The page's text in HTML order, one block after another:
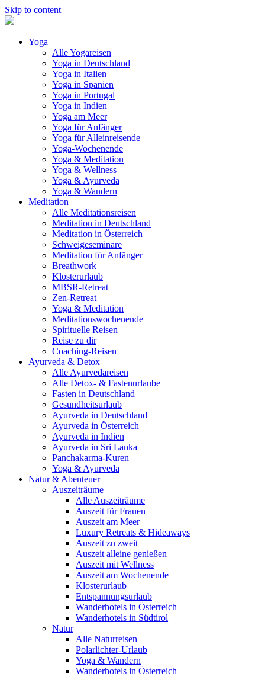
Skip to content
Yoga
Alle Yogareisen
Yoga in Deutschland
Yoga in Italien
Yoga in Spanien
Yoga in Portugal
Yoga in Indien
Yoga am Meer
Yoga für Anfänger
Yoga für Alleinreisende
Yoga-Wochenende
Yoga & Meditation
Yoga & Wellness
Yoga & Ayurveda
Yoga & Wandern
Meditation
Alle Meditationsreisen
Meditation in Deutschland
Meditation in Österreich
Schweigeseminare
Meditation für Anfänger
Breathwork
Klosterurlaub
MBSR-Retreat
Zen-Retreat
Yoga & Meditation
Meditationswochenende
Spirituelle Reisen
Reise zu dir
Coaching-Reisen
Ayurveda & Detox
Alle Ayurvedareisen
Alle Detox- & Fastenurlaube
Fasten in Deutschland
Gesundheitsurlaub
Ayurveda in Deutschland
Ayurveda in Österreich
Ayurveda in Indien
Ayurveda in Sri Lanka
Panchakarma-Kuren
Yoga & Ayurveda
Natur & Abenteuer
Auszeiträume
Alle Auszeiträume
Auszeit für Frauen
Auszeit am Meer
Luxury Retreats & Hideaways
Auszeit zu zweit
Auszeit alleine genießen
Auszeit mit Wellness
Auszeit am Wochenende
Klosterurlaub
Entspannungsurlaub
Wanderhotels in Österreich
Wanderhotels in Südtirol
Natur
Alle Naturreisen
Polarlichter-Urlaub
Yoga & Wandern
Wanderhotels in Österreich